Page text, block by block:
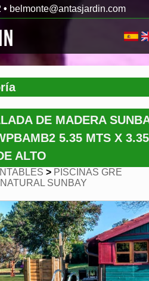
• belmonte@antasjardin.com
DE MADERA
5.35 MTS X 3.35
ALTO
> PISCINAS GRE
SUNBAY